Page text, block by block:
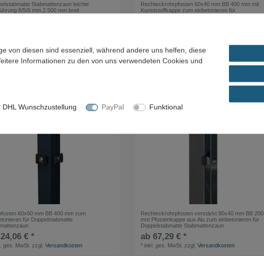
Stabmattenzaun leichte
6/5/6 mm 2.500 mm breit
Rechteckrohrpfosten 60x40 mm BB 400 mm mit
Kunststoffkappe zum einbetonieren für
60x60 mm BB 400 mm zum
für Doppelstabmatte
€ *
ges. MwSt. zzgl.Versandkosten
Rechteckrohrpfosten verstärkt 80x40 mm BB 200
mm Pfostenkappe aus Alu zum einbetonieren für
Doppelstabmatte Stabmattenzaun
ab 67,29 € *
* inkl. ges. MwSt. zzgl.Versandkosten
von diesen sind essenziell, während andere uns helfen, diese
Informationen zu den von uns verwendeten Cookies und
DHL Wunschzustellung PayPal
Funktional